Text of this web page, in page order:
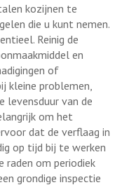
kozijnen te
die u kunt nemen.
Reinig de
en
of
kleine problemen,
levensduur van de
om het
dat de verflaag in
op tijd bij te werken
om periodiek
grondige inspectie